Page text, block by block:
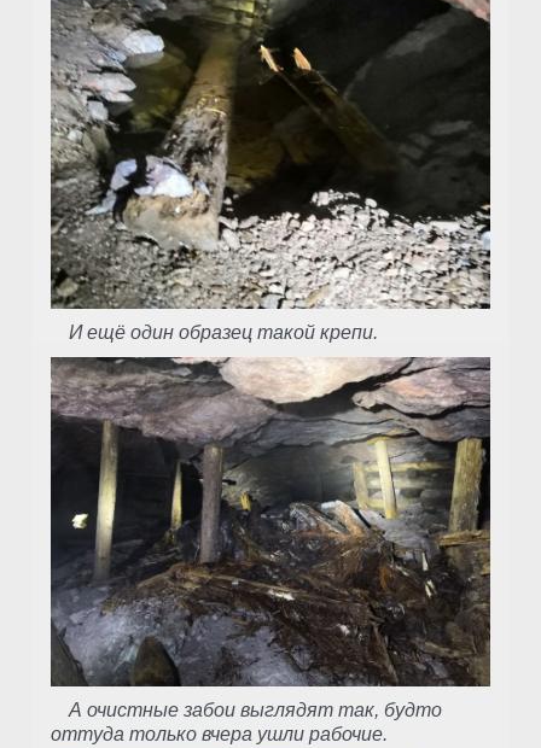
И ещё один образец такой крепи.
А очистные забои выглядят так, будто
оттуда только вчера ушли рабочие.